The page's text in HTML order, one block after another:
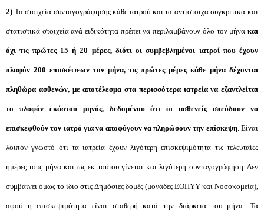
2) Τα στοιχεία συνταγογράφησης κάθε ιατρού και τα αντίστοιχα συγκριτικά και
στατιστικά στοιχεία ανά ειδικότητα πρέπει να περιλαμβάνουν όλο τον μήνα και
όχι τις πρώτες 15 ή 20 μέρες, διότι οι συμβεβλημένοι ιατροί που έχουν
πλαφόν 200 επισκέψεων τον μήνα, τις πρώτες μέρες κάθε μήνα δέχονται
πληθώρα ασθενών, με αποτέλεσμα στα περισσότερα ιατρεία να εξαντλείται
το πλαφόν εκάστου μηνός, δεδομένου ότι οι ασθενείς σπεύδουν να
επισκεφθούν τον ιατρό για να αποφύγουν να πληρώσουν την επίσκεψη. Είναι
λοιπόν γνωστό ότι τα ιατρεία έχουν λιγότερη επισκεψιμότητα τις τελευταίες
ημέρες τους μήνα και ως εκ τούτου γίνεται και λιγότερη συνταγογράφηση. Δεν
συμβαίνει όμως το ίδιο στις Δημόσιες δομές (μονάδες ΕΟΠΥΥ και Νοσοκομεία),
αφού η επισκεψιμότητα είναι σταθερή κατά την διάρκεια του μήνα. Τα